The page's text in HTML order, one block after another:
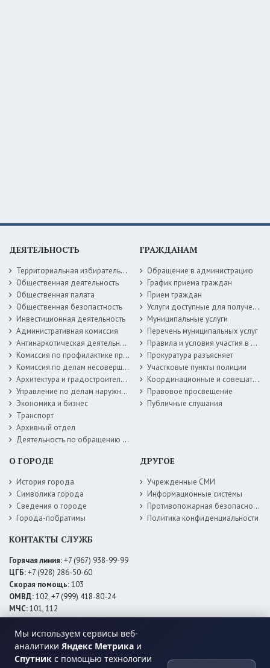
Мы используем сервисы веб-
аналитики Яндекс Метрика и
Спутник с помощью технологии
ДЕЯТЕЛЬНОСТЬ
Территориальная избирательная комиссия
Общественная деятельность
Общественная палата
Общественная безопастность
Инвестиционная деятельность
Административная комиссия
Антинаркотическая деятельность
Комиссия по профилактике правонарушений
Комиссия по делам несовершеннолетних
Архитектура и градостроительство
Управление по делам наружной рекламы
Экономика и бизнес
Транспорт
Архивный отдел
Деятельность по обращению с животными без владельцев
ГРАЖДАНАМ
Обращение в администрацию
График приема граждан
Прием граждан
Услуги доступные для получения в электронной форме
Муниципальные услуги
Перечень муниципальных услуг
Правила и условия участия в жилищных программах
Прокуратура разъясняет
Участковые пункты полиции
Координационные и совещательные органы
Правовое просвещение
Публичные слушания
О ГОРОДЕ
История города
Символика города
Сведения о городе
Города-побратимы
ДРУГОЕ
Учрежденные СМИ
Информационные системы
Противопожарная безопасность
Политика конфиденциальности
КОНТАКТЫ СЛУЖБ
Горячая линия:+7 (967) 938-99-99
ЦГБ:+7 (928) 286-50-60
Скорая помощь:103
ОМВД:102, +7 (999) 418-80-24
МЧС:101, 112
ЕДДС:+7 (928) 576-09-83
Электросети:+7 (800) 220-02-20
Даггаз:+7 (928) 980-64-04
Горводоснаб: +7 (928) 559-59-74